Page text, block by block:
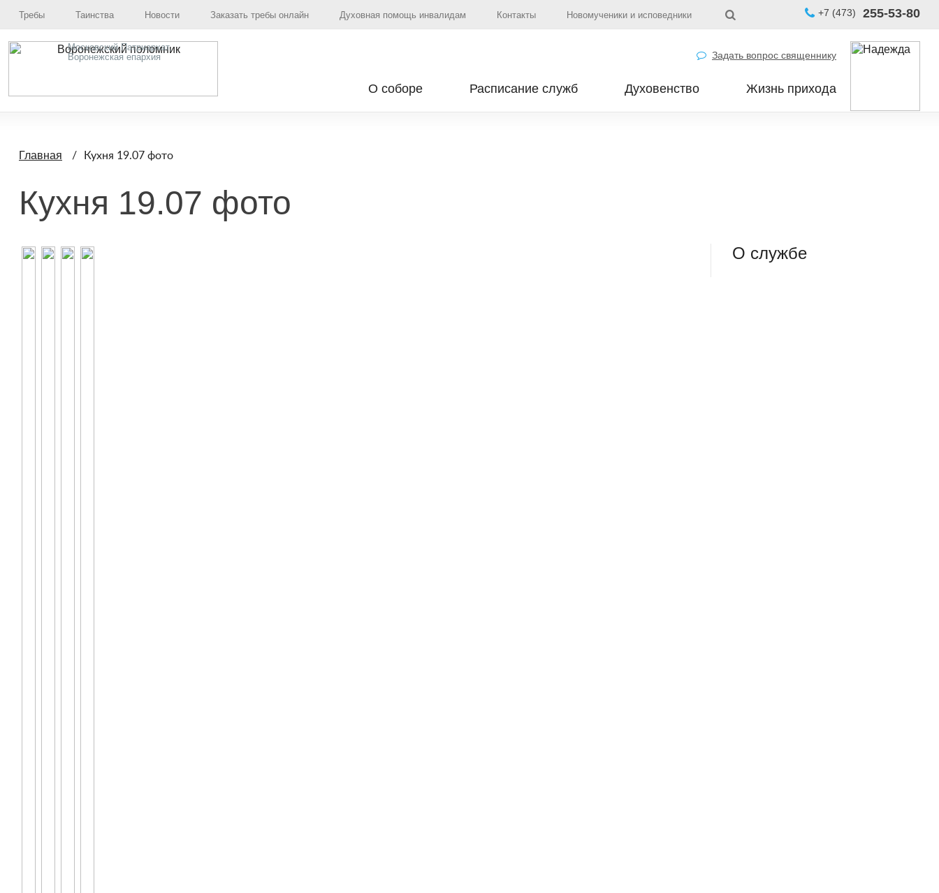
Требы Таинства Новости Заказать требы онлайн Духовная помощь инвалидам Контакты Новомученики и исповедники +7 (473) 255-53-80
Московский Патриархат,
Воронежская епархия
Задать вопрос священнику
О соборе Расписание служб Духовенство Жизнь прихода
Главная Кухня 19.07 фото
Кухня 19.07 фото
О службе